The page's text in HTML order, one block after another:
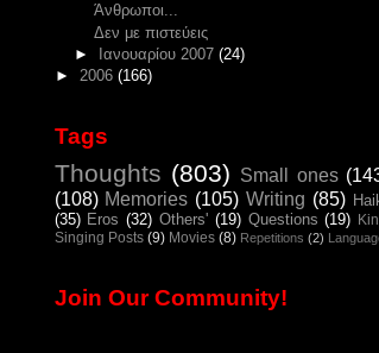
Άνθρωποι...
Δεν με πιστεύεις
►
Ιανουαρίου 2007 (24)
► 2006 (166)
Tags
Thoughts (803) Small ones
(108) Memories (105) Writing (85)
(35) Eros (32) Others' (19) Questions (19)
Singing Posts (9) Movies (8) Repetitions (2)
Join Our Community!